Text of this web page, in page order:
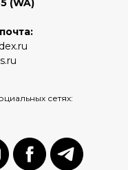
(WA)
сетях: